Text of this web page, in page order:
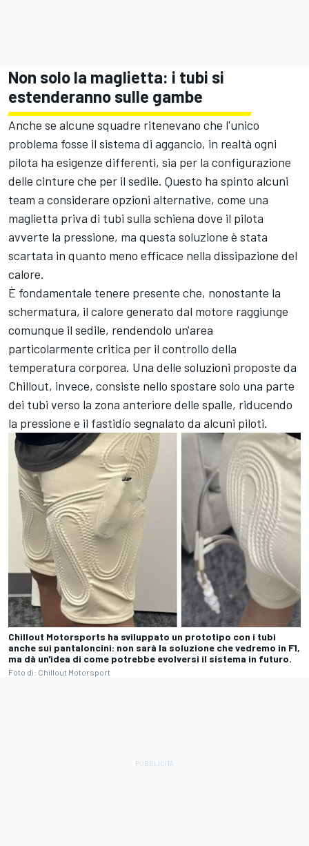
Non solo la maglietta: i tubi si
estenderanno sulle gambe
Anche se alcune squadre ritenevano che l'unico
problema fosse il sistema di aggancio, in realtà ogni
pilota ha esigenze differenti, sia per la configurazione
delle cinture che per il sedile. Questo ha spinto alcuni
team a considerare opzioni alternative, come una
maglietta priva di tubi sulla schiena dove il pilota
avverte la pressione, ma questa soluzione è stata
scartata in quanto meno efficace nella dissipazione del
calore.
È fondamentale tenere presente che, nonostante la
schermatura, il calore generato dal motore raggiunge
comunque il sedile, rendendolo un'area
particolarmente critica per il controllo della
temperatura corporea. Una delle soluzioni proposte da
Chillout, invece, consiste nello spostare solo una parte
dei tubi verso la zona anteriore delle spalle, riducendo
la pressione e il fastidio segnalato da alcuni piloti.
Chillout Motorsports ha sviluppato un prototipo con i tubi
anche sui pantaloncini: non sarà la soluzione che vedremo in F1,
ma dà un'idea di come potrebbe evolversi il sistema in futuro.
Foto di: Chillout Motorsport